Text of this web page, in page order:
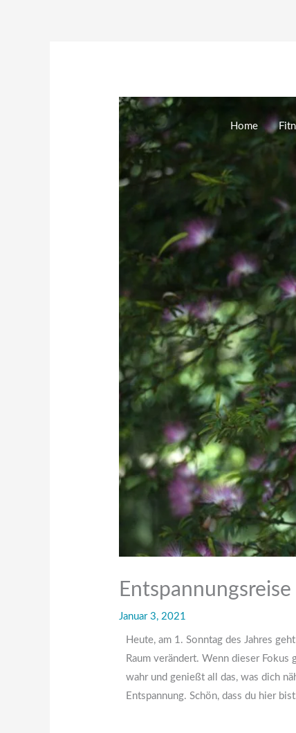
Home
Januar 3, 2021
Heute, am 1. Sonntag des Jahres
Raum verändert. Wenn dieser
wahr und genießt all das, was dich
Entspannung. Schön, dass du hier